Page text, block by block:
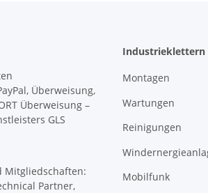
Industrieklettern
Montagen
Wartungen
Reinigungen
Mobilfunk